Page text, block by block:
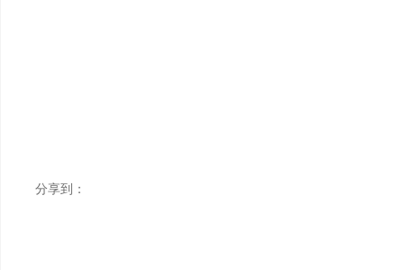
分享到：